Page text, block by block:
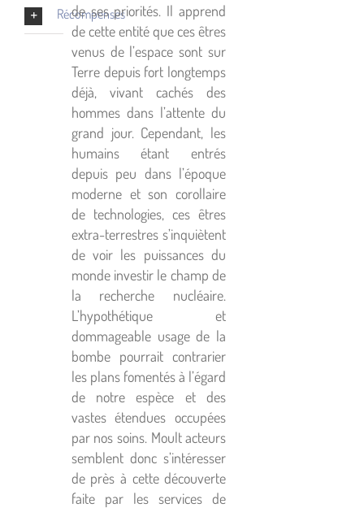
Récompenses
de ses priorités. Il apprend
de cette entité que ces êtres
venus de l’espace sont sur
Terre depuis fort longtemps
déjà, vivant cachés des
hommes dans l’attente du
grand jour. Cependant, les
humains étant entrés
depuis peu dans l’époque
moderne et son corollaire
de technologies, ces êtres
extra-terrestres s’inquiètent
de voir les puissances du
monde investir le champ de
la recherche nucléaire.
L’hypothétique et
dommageable usage de la
bombe pourrait contrarier
les plans fomentés à l’égard
de notre espèce et des
vastes étendues occupées
par nos soins. Moult acteurs
semblent donc s’intéresser
de près à cette découverte
faite par les services de